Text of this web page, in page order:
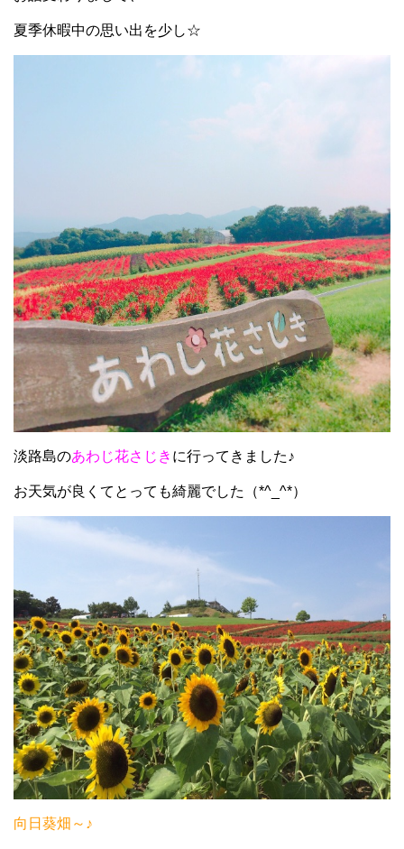
夏季休暇中の思い出を少し☆
淡路島のあわじ花さじき に行ってきました♪
お天気が良くてとっても綺麗でした（*^_^*）
向日葵畑～♪